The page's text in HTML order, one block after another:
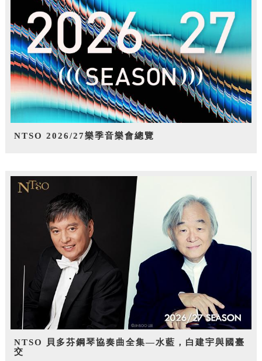
NTSO 2026/27樂季音樂會總覽
NTSO 貝多芬鋼琴協奏曲全集—水藍，白建宇與國臺
交